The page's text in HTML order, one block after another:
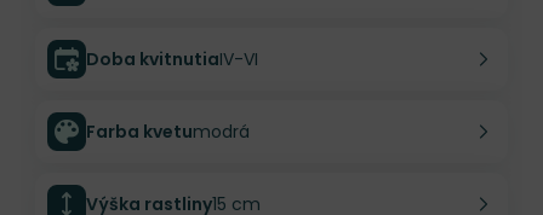
Doba kvitnutiaIV-VI
Farba kvetumodrá
Výška rastliny15 cm